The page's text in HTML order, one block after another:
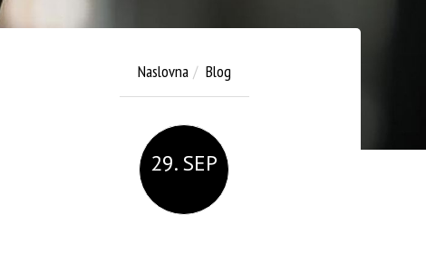
Naslovna Blog
29. SEP